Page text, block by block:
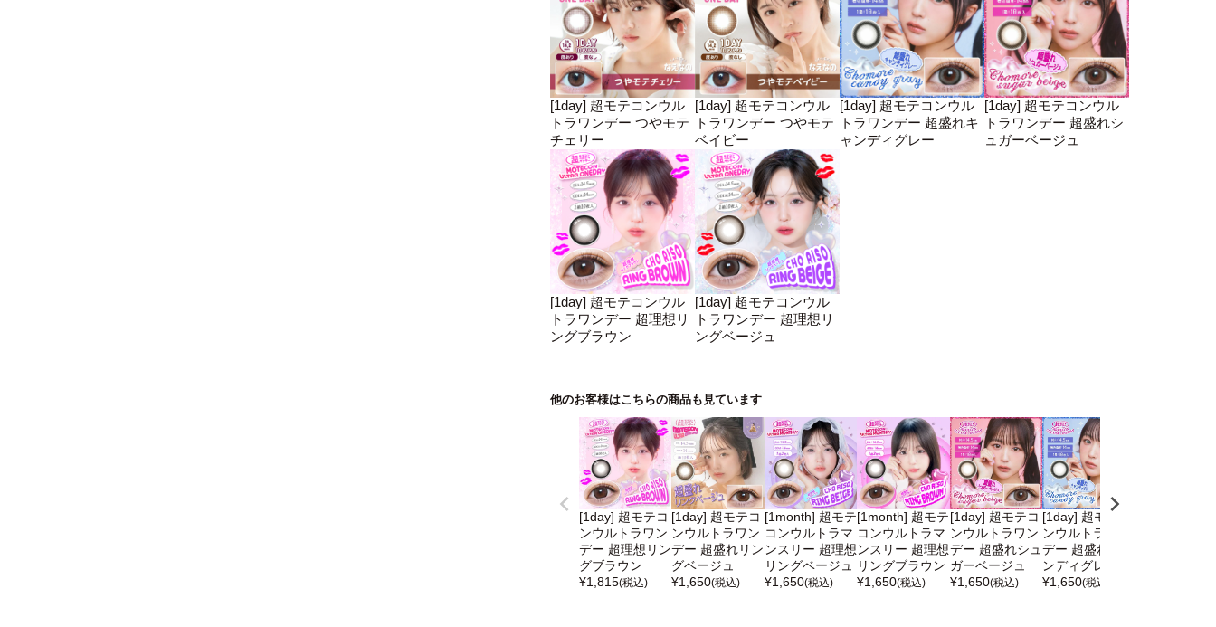
[1day] 超モテコンウル
トラワンデー つやモテ
チェリー
[1day] 超モテコンウル
トラワンデー つやモテ
ベイビー
[1day] 超モテコンウル
トラワンデー 超盛れキ
ャンディグレー
[1day] 超モテコンウル
トラワンデー 超盛れシ
ュガーベージュ
[1day] 超モテコンウル
トラワンデー 超理想リ
ングブラウン
[1day] 超モテコンウル
トラワンデー 超理想リ
ングベージュ
他のお客様はこちらの商品も見ています
[1day] 超モテコ
ンウルトラワン
デー 超理想リン
グブラウン
¥1,815(税込)
[1day] 超モテコ
ンウルトラワン
デー 超盛れリン
グベージュ
¥1,650(税込)
[1month] 超モテ
コンウルトラマ
ンスリー 超理想
リングベージュ
¥1,650(税込)
[1month] 超モテ
コンウルトラマ
ンスリー 超理想
リングブラウン
¥1,650(税込)
[1day] 超モテコ
ンウルトラワン
デー 超盛れシュ
ガーベージュ
¥1,650(税込)
[1day] 超モテコ
ンウルトラワン
デー 超盛れキャ
ンディグレー
¥1,650(税込)